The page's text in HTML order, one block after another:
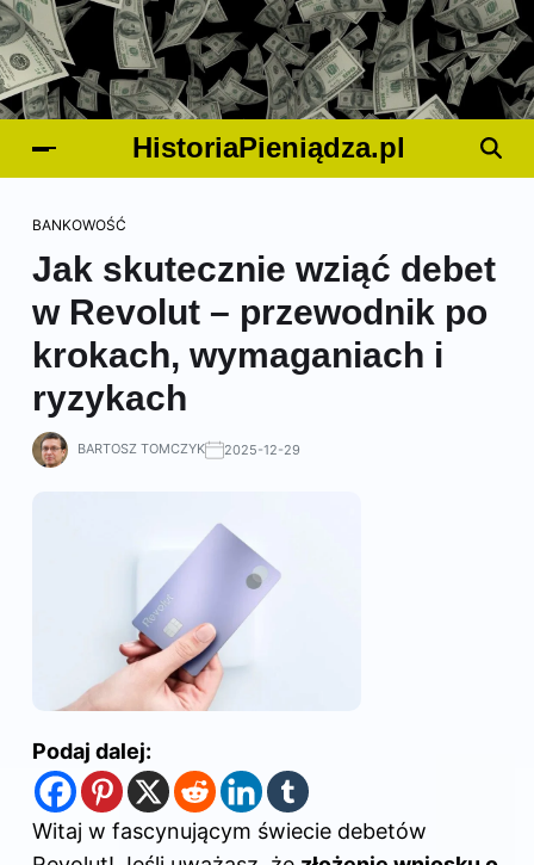
HistoriaPieniądza.pl
BANKOWOŚĆ
Jak skutecznie wziąć debet
w Revolut – przewodnik po
krokach, wymaganiach i
ryzykach
BARTOSZ TOMCZYK 2025-12-29
Podaj dalej:
Witaj w fascynującym świecie debetów